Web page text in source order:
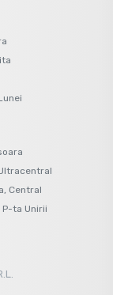
Central
ta Unirii